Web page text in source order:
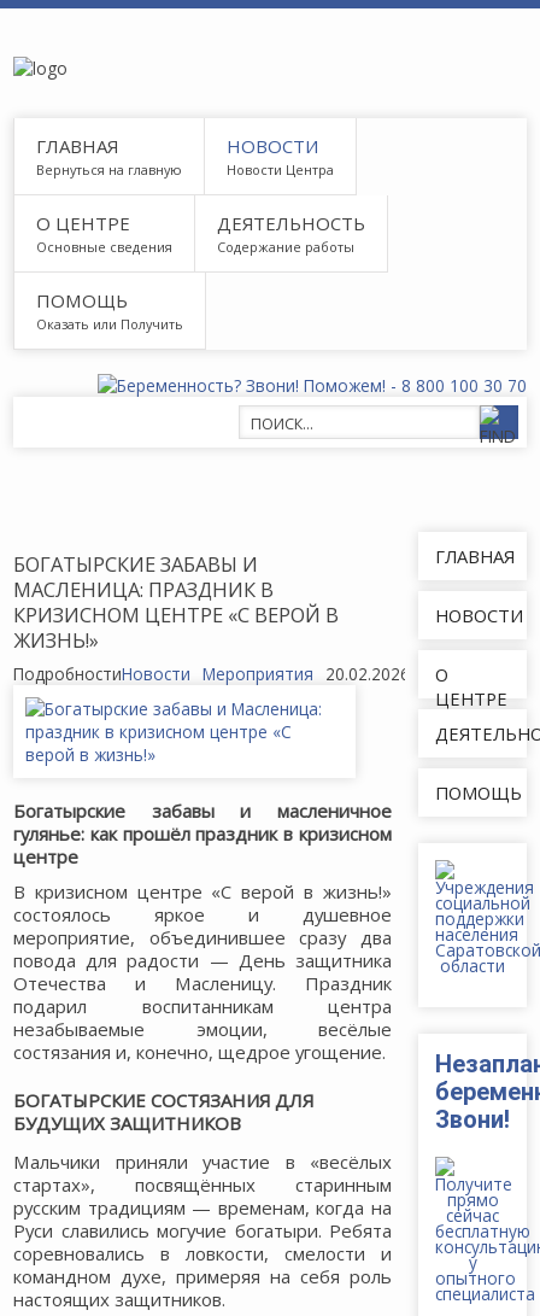
ГЛАВНАЯ
Вернуться на главную
НОВОСТИ
Новости Центра
О ЦЕНТРЕ
Основные сведения
ДЕЯТЕЛЬНОСТЬ
Содержание работы
ПОМОЩЬ
Оказать или Получить
БОГАТЫРСКИЕ ЗАБАВЫ И
МАСЛЕНИЦА: ПРАЗДНИК В
КРИЗИСНОМ ЦЕНТРЕ «С ВЕРОЙ В
ЖИЗНЬ!»
ПодробностиНовости Мероприятия 20.02.2026 136
Богатырские забавы и масленичное
гулянье: как прошёл праздник в кризисном
центре
В кризисном центре «С верой в жизнь!»
состоялось яркое и душевное
мероприятие, объединившее сразу два
повода для радости — День защитника
Отечества и Масленицу. Праздник
подарил воспитанникам центра
незабываемые эмоции, весёлые
состязания и, конечно, щедрое угощение.
БОГАТЫРСКИЕ СОСТЯЗАНИЯ ДЛЯ
БУДУЩИХ ЗАЩИТНИКОВ
Мальчики приняли участие в «весёлых
стартах», посвящённых старинным
русским традициям — временам, когда на
Руси славились могучие богатыри. Ребята
соревновались в ловкости, смелости и
командном духе, примеряя на себя роль
настоящих защитников.
ГЛАВНАЯ
НОВОСТИ
О
ЦЕНТРЕ
ПОМОЩЬ
Звони!